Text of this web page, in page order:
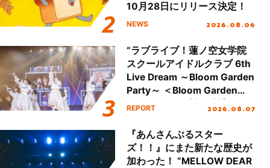
10月28日にリリース決定！
NEWS 2026.08.06
“ラブライブ！蓮ノ空女学院
スクールアイドルクラブ 6th
Live Dream ～Bloom Garden
Party～ ＜Bloom Garden
Party Stage／埼玉公演＞”
REPORT 2026.08.07
『あんさんぶるスター
ズ！！』にまた新たな歴史が
加わった！ “MELLOW DEAR